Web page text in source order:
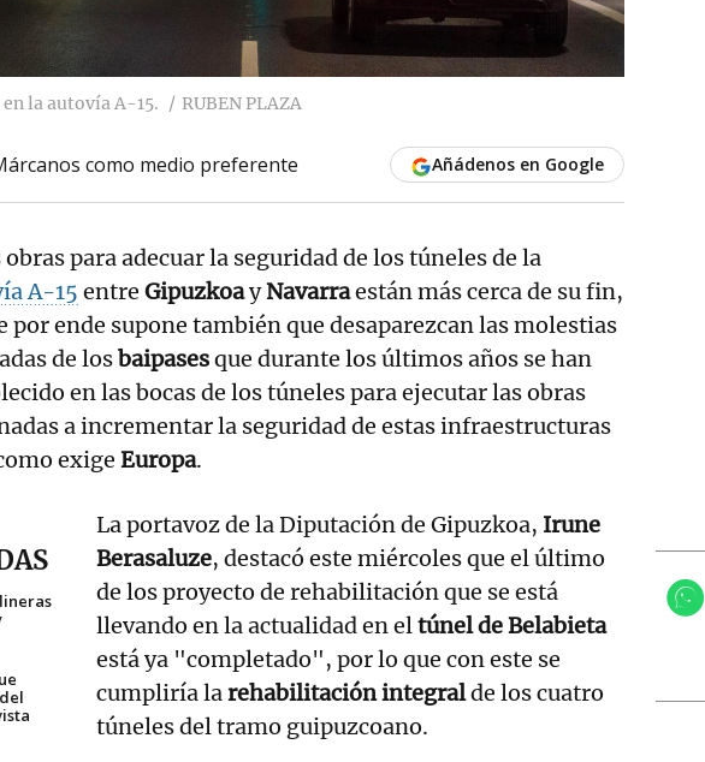
la autovía A-15. RUBEN PLAZA
como medio preferente Añádenos en Google
obras para adecuar la seguridad de los túneles de la
A-15 entre GipuzkoayNavarraestán más cerca de su fin,
por ende supone también que desaparezcan las molestias
de losbaipasesque durante los últimos años se han
en las bocas de los túneles para ejecutar las obras
a incrementar la seguridad de estas infraestructuras
exige Europa.
La portavoz de la Diputación de Gipuzkoa, Irune
Berasaluze, destacó este miércoles que el último
de los proyecto de rehabilitación que se está
llevando en la actualidad en eltúnel de Belabieta
está ya "completado", por lo que con este se
cumpliría larehabilitación integralde los cuatro
túneles del tramo guipuzcoano.